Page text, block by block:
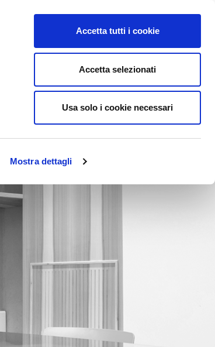
Mostra dettagli
Accetta tutti i cookie
Accetta selezionati
Usa solo i cookie necessari